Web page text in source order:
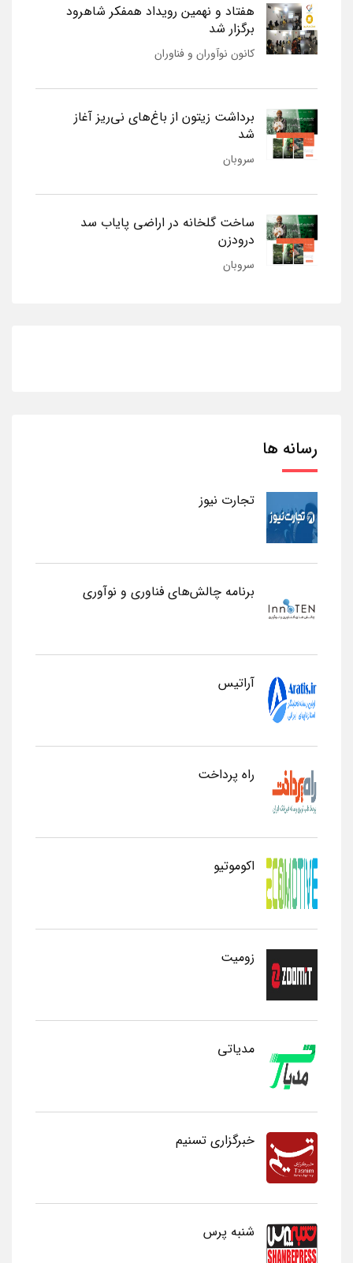
هفتاد و نهمین رویداد همفکر شاهرود
برگزار شد
کانون نوآوران و فناوران
برداشت زیتون از باغ‌های نی‌ریز آغاز
شد
سروبان
ساخت گلخانه در اراضی پایاب سد
درودزن
سروبان
رسانه ها
تجارت نیوز
برنامه چالش‌های فناوری و نوآوری
آراتیس
راه پرداخت
اکوموتیو
زومیت
مدیاتی
خبرگزاری تسنیم
شنبه پرس